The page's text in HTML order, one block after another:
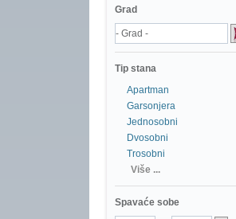
Grad
Tip stana
Apartman
Garsonjera
Jednosobni
Dvosobni
Trosobni
Više ...
Spavaće sobe